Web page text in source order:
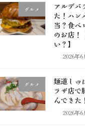
グルメ
アルデバ
た！ハン
当？食べ
のお店！
い？】
2026年6
グルメ
麺道しゅ
ラザ店で
んできた
2026年6